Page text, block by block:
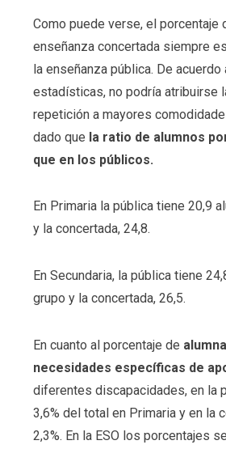
Como puede verse, el porcentaje
enseñanza concertada siempre
la enseñanza pública. De
estadísticas, no podría atribuirse
repetición a mayores
dado que la ratio de alumnos
que en los públicos.
En Primaria la pública tiene 20,9
y la concertada, 24,8.
En Secundaria, la pública tiene
grupo y la concertada, 26,5.
En cuanto al porcentaje de
necesidades específicas de
diferentes discapacidades, en la
3,6% del total en Primaria y en la
2,3%. En la ESO los porcentajes